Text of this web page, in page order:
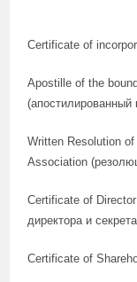
Certificate of
Apostille of the
(апостилированный
Written Resolution
Association
Certificate of
директора и
Certificate of